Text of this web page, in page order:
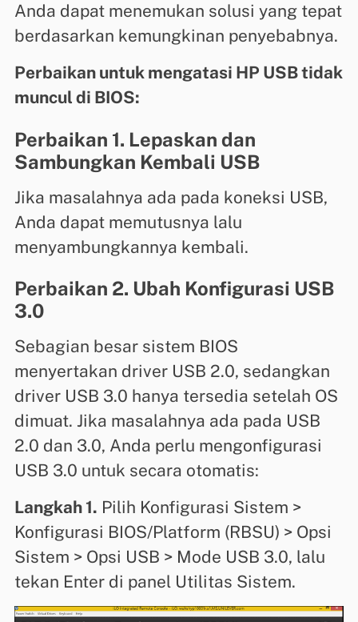
Anda dapat menemukan solusi yang tepat
berdasarkan kemungkinan penyebabnya.
Perbaikan untuk mengatasi HP USB tidak
muncul di BIOS:
Perbaikan 1. Lepaskan dan
Sambungkan Kembali USB
Jika masalahnya ada pada koneksi USB,
Anda dapat memutusnya lalu
menyambungkannya kembali.
Perbaikan 2. Ubah Konfigurasi USB
3.0
Sebagian besar sistem BIOS
menyertakan driver USB 2.0, sedangkan
driver USB 3.0 hanya tersedia setelah OS
dimuat. Jika masalahnya ada pada USB
2.0 dan 3.0, Anda perlu mengonfigurasi
USB 3.0 untuk secara otomatis:
Langkah 1. Pilih Konfigurasi Sistem >
Konfigurasi BIOS/Platform (RBSU) > Opsi
Sistem > Opsi USB > Mode USB 3.0, lalu
tekan Enter di panel Utilitas Sistem.